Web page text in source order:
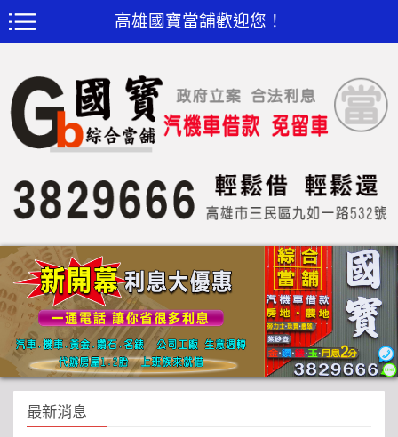
高雄國寶當舖歡迎您！
最新消息